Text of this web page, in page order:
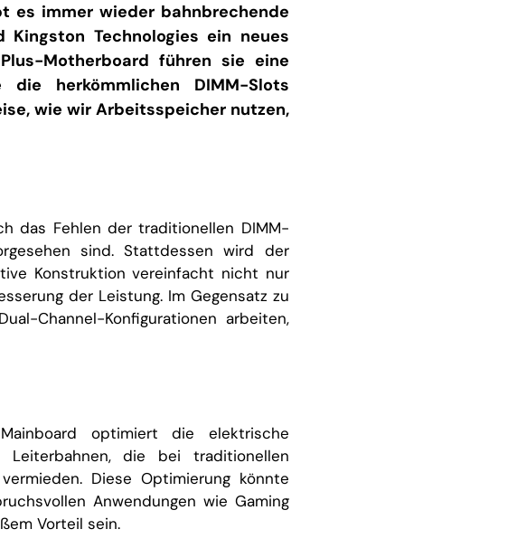
es immer wieder bahnbrechende
Technologies ein neues
Motherboard führen sie eine
herkömmlichen DIMM-Slots
wie wir Arbeitsspeicher nutzen,
das Fehlen der traditionellen DIMM-
sind. Stattdessen wird der
Konstruktion vereinfacht nicht nur
der Leistung. Im Gegensatz zu
Channel-Konfigurationen arbeiten,
optimiert die elektrische
Leiterbahnen, die bei traditionellen
Diese Optimierung könnte
Anwendungen wie Gaming
Vorteil sein.